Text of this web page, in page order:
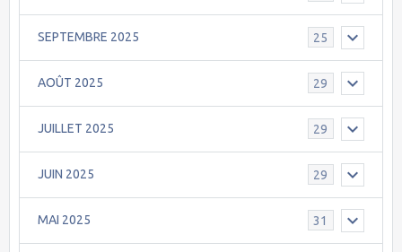
SEPTEMBRE 2025 25
AOÛT 2025 29
JUILLET 2025 29
JUIN 2025 29
MAI 2025 31